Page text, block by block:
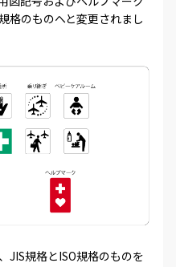
格のものへと変更されまし
JIS規格とISO規格のものを